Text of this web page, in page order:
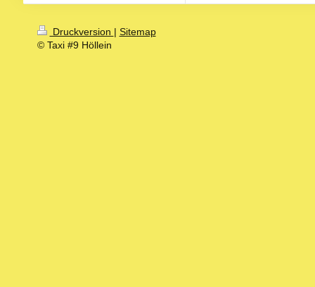
Druckversion | Sitemap
© Taxi #9 Höllein